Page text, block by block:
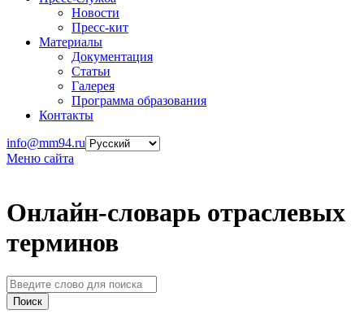
Новости
Пресс-кит
Материалы
Документация
Статьи
Галерея
Программа образования
Контакты
info@mm94.ru
Меню сайта
Онлайн-словарь отраслевых
терминов